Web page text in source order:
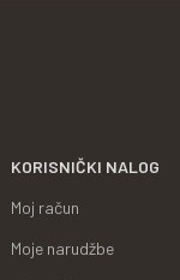
KORISNIČKI NALOG
Moj račun
Moje narudžbe